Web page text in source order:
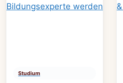
Studium